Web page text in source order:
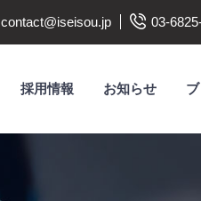
contact@iseisou.jp 03-
採用情報 お知らせ